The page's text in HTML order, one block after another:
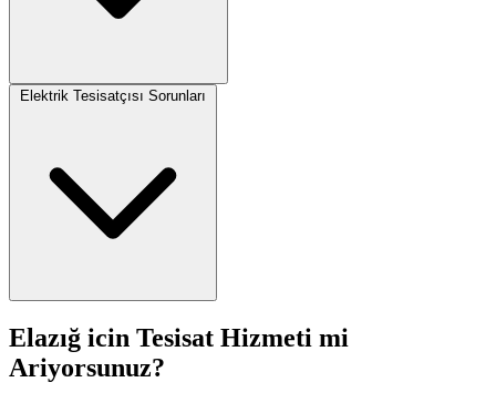
Elektrik Tesisatçısı Sorunları
Elazığ icin Tesisat Hizmeti mi
Ariyorsunuz?